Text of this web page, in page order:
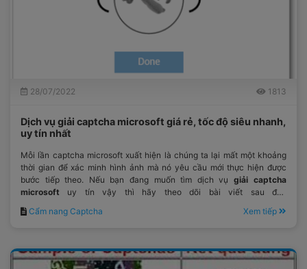
28/07/2022 1813
Dịch vụ giải captcha microsoft giá rẻ, tốc độ siêu nhanh,
uy tín nhất
Mỗi lần captcha microsoft xuất hiện là chúng ta lại mất một khoảng
thời gian để xác minh hình ảnh mà nó yêu cầu mới thực hiện được
bước tiếp theo. Nếu bạn đang muốn tìm dịch vụ giải captcha
microsoft uy tín vậy thì hãy theo dõi bài viết sau đây
Cẩm nang Captcha Xem tiếp